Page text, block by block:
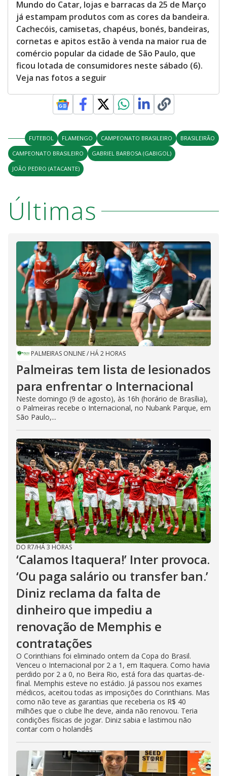
Mundo do Catar, lojas e barracas da 25 de Março
já estampam produtos com as cores da bandeira.
Cachecóis, camisetas, chapéus, bonés, bandeiras,
cornetas e apitos estão à venda na maior rua de
comércio popular da cidade de São Paulo, que
ficou lotada de consumidores neste sábado (6).
Veja nas fotos a seguir
FUTEBOL FLAMENGO CAMPEONATO BRASILEIRO
BRASILEIRÃO
CAMPEONATO BRASILEIRO
GABRIEL BARBOSA (GABIGOL)
JOÃO PEDRO (ATACANTE)
Últimas
PALMEIRAS ONLINE/ HÁ 2 HORAS
Palmeiras tem lista de lesionados
para enfrentar o Internacional
Neste domingo (9 de agosto), às 16h (horário de Brasília),
o Palmeiras recebe o Internacional, no Nubank Parque, em
São Paulo,...
DO R7/HÁ 3 HORAS
‘Calamos Itaquera!’ Inter provoca.
‘Ou paga salário ou transfer ban.’
Diniz reclama da falta de
dinheiro que impediu a
renovação de Memphis e
contratações
O Corinthians foi eliminado ontem da Copa do Brasil.
Venceu o Internacional por 2 a 1, em Itaquera. Como havia
perdido por 2 a 0, no Beira Rio, está fora das quartas-de-
final. Memphis esteve no estádio. Já passou nos exames
médicos, aceitou todas as imposições do Corinthians. Mas
como não teve as garantias que receberia os R$ 40
milhões que o clube lhe deve, ainda não renovou. Teria
condições físicas de jogar. Diniz sabia e lastimou não
contar com o holandês